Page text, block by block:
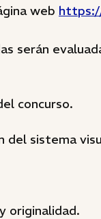
web
serán
concurso.
del sistema
originalidad.